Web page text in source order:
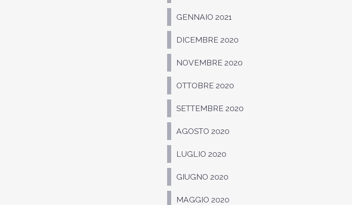
GENNAIO 2021
DICEMBRE 2020
NOVEMBRE 2020
OTTOBRE 2020
SETTEMBRE 2020
AGOSTO 2020
LUGLIO 2020
GIUGNO 2020
MAGGIO 2020